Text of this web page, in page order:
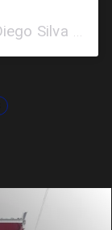
Una publicación compartida de Diego Silva Campos (@diego.sc30)